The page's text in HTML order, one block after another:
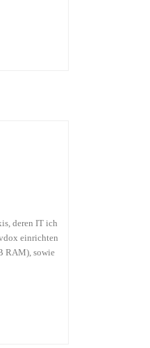
deren IT ich
einrichten
RAM), sowie